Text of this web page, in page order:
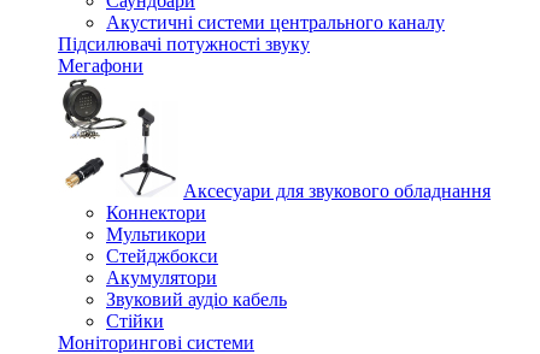
Акустичні системи центрального каналу
Підсилювачі потужності звуку
Мегафони
Аксесуари для звукового обладнання
Коннектори
Мультикори
Стейджбокси
Акумулятори
Звуковий аудіо кабель
Стійки
Моніторингові системи